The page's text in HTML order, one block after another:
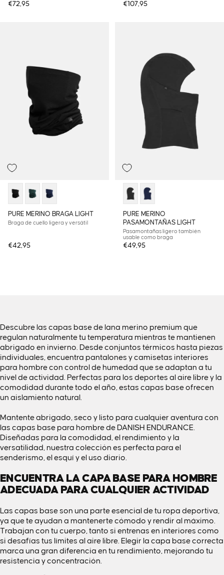
€72,95 €107,95
Agotado
PURE MERINO BRAGA LIGHT
Braga de cuello ligera y versátil
€42,95
PURE MERINO
PASAMONTAÑAS LIGHT
Pasamontañas ligero también
usable como braga
€49,95
Descubre las capas base de lana merino premium que
regulan naturalmente tu temperatura mientras te mantienen
abrigado en invierno. Desde conjuntos térmicos hasta piezas
individuales, encuentra pantalones y camisetas interiores
para hombre con control de humedad que se adaptan a tu
nivel de actividad. Perfectas para los deportes al aire libre y la
comodidad durante todo el año, estas capas base ofrecen
un aislamiento natural.
Mantente abrigado, seco y listo para cualquier aventura con
las capas base para hombre de DANISH ENDURANCE.
Diseñadas para la comodidad, el rendimiento y la
versatilidad, nuestra colección es perfecta para el
senderismo, el esquí y el uso diario.
ENCUENTRA LA CAPA BASE PARA HOMBRE
ADECUADA PARA CUALQUIER ACTIVIDAD
Las capas baseson una parte esencial de tu ropa deportiva,
ya que te ayudan a mantenerte cómodo y rendir al máximo.
Trabajan con tu cuerpo, tanto si entrenas en interiores como
si desafías tus límites al aire libre. Elegir la capa base correcta
marca una gran diferencia en tu rendimiento, mejorando tu
resistencia y concentración.